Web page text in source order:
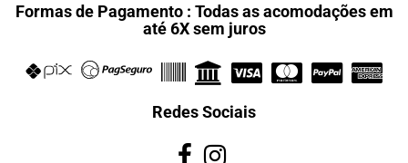
Formas de Pagamento : Todas as acomodações em
até 6X sem juros
Redes Sociais